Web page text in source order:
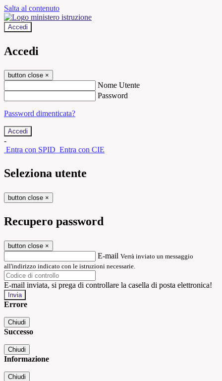
Salta al contenuto
Accedi
Accedi
button close ×
Nome Utente
Password
Password dimenticata?
-
Entra con SPID Entra con CIE
Seleziona utente
button close ×
Recupero password
button close ×
E-mail Verrà inviato un messaggio
all'indirizzo indicato con le istruzioni necessarie.
E-mail inviata, si prega di controllare la casella di posta elettronica!
Errore
Chiudi
Successo
Chiudi
Informazione
Chiudi